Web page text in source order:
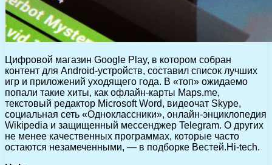
Цифровой магазин Google Play, в котором собран
контент для Android-устройств, составил список лучших
игр и приложений уходящего года. В «топ» ожидаемо
попали такие хиты, как офлайн-карты Maps.me,
текстовый редактор Microsoft Word, видеочат Skype,
социальная сеть «Одноклассники», онлайн-энциклопедия
Wikipedia и защищенный мессенджер Telegram. О других
не менее качественных программах, которые часто
остаются незамеченными, — в подборке Вестей.Hi-tech.